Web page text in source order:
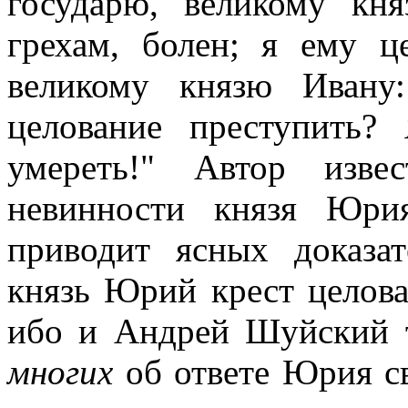
грехам, болен; я ему
великому князю
целование
умереть!" Автор
невинности князя
приводит ясных
князь Юрий крест
ибо и Андрей Шуйский
многих об ответе Юрия